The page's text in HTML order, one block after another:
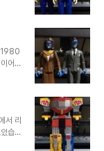
이
1980
어져
표
지
다.
그들
서 리
습니
인